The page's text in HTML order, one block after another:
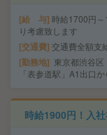
給 与 時給1700円
り考慮致します
交通費 交通費全額支
勤務地
東京都渋谷
「表参道駅」A1出口
時給1900円！入